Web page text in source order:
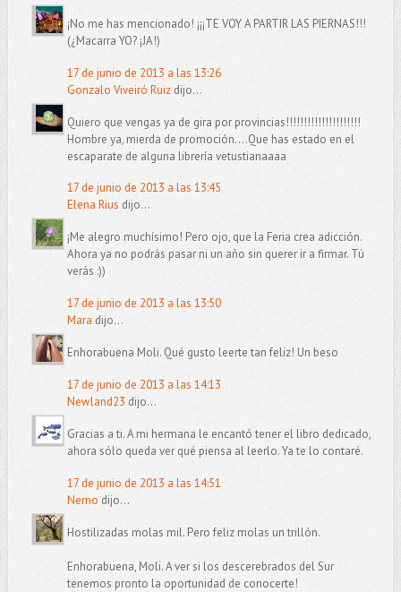
¡No me has mencionado! ¡¡¡TE VOY A PARTIR LAS PIERNAS!!!
(¿Macarra YO? ¡JA!)
17 de junio de 2013 a las 13:26
Gonzalo Viveiró Ruizdijo...
Quiero que vengas ya de gira por provincias!!!!!!!!!!!!!!!!!!!!!
Hombre ya, mierda de promoción....Que has estado en el
escaparate de alguna librería vetustianaaaa
17 de junio de 2013 a las 13:45
Elena Rius dijo...
¡Me alegro muchísimo! Pero ojo, que la Feria crea adicción.
Ahora ya no podrás pasar ni un año sin querer ir a firmar. Tú
verás :))
17 de junio de 2013 a las 13:50
Mara dijo...
Enhorabuena Moli. Qué gusto leerte tan feliz! Un beso
17 de junio de 2013 a las 14:13
Newland23 dijo...
Gracias a ti. A mi hermana le encantó tener el libro dedicado,
ahora sólo queda ver qué piensa al leerlo. Ya te lo contaré.
17 de junio de 2013 a las 14:51
Nemo dijo...
Hostilizadas molas mil. Pero feliz molas un trillón.
Enhorabuena, Moli. A ver si los descerebrados del Sur
tenemos pronto la oportunidad de conocerte!